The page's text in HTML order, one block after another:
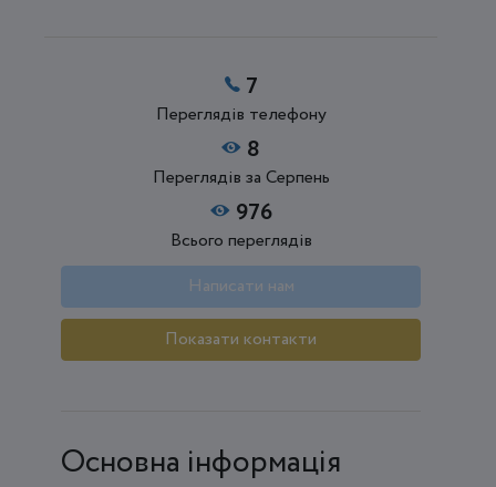
7
Переглядів телефону
8
Переглядів за Серпень
976
Всього переглядів
Написати нам
Показати контакти
Основна інформація